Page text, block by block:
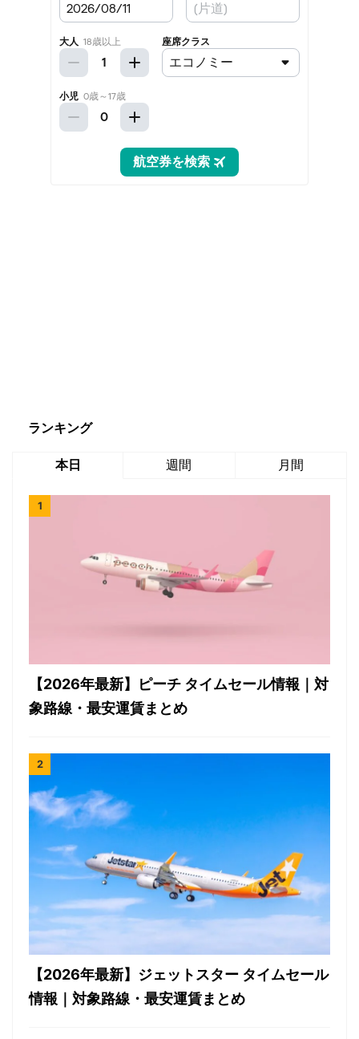
ランキング
本日 週間 月間
【2026年最新】ピーチ タイムセール情報｜対
象路線・最安運賃まとめ
【2026年最新】ジェットスター タイムセール
情報｜対象路線・最安運賃まとめ